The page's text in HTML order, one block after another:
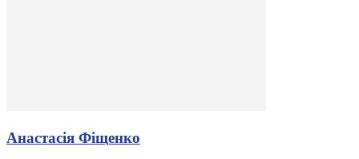
Анастасія Фіщенко